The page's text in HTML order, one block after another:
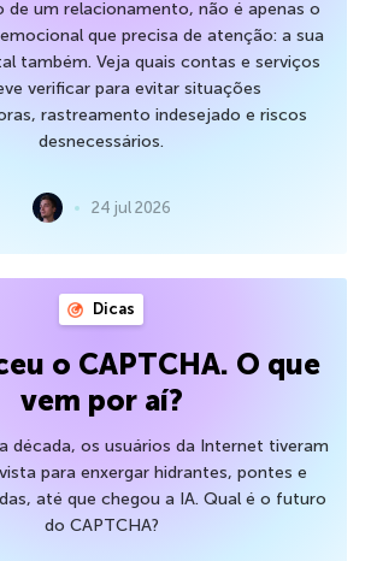
de um relacionamento, não é apenas o
que precisa de atenção: a sua
também. Veja quais contas e serviços
verificar para evitar situações
rastreamento indesejado e riscos
desnecessários.
24 jul 2026
Dicas
o CAPTCHA. O que
vem por aí?
década, os usuários da Internet tiveram
para enxergar hidrantes, pontes e
até que chegou a IA. Qual é o futuro
do CAPTCHA?